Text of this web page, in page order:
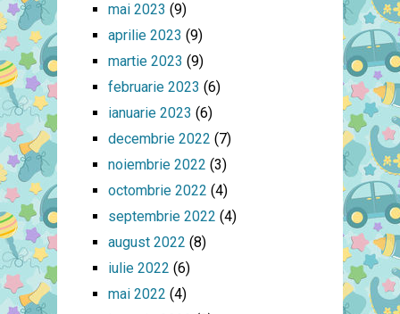
mai 2023 (9)
aprilie 2023 (9)
martie 2023 (9)
februarie 2023 (6)
ianuarie 2023 (6)
decembrie 2022 (7)
noiembrie 2022 (3)
octombrie 2022 (4)
septembrie 2022 (4)
august 2022 (8)
iulie 2022 (6)
mai 2022 (4)